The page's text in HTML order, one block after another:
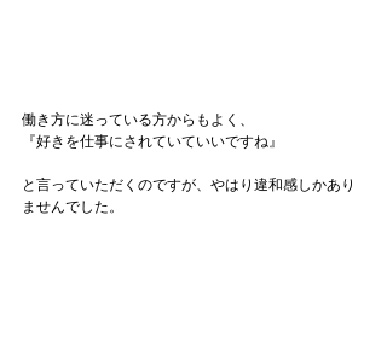
働き方に迷っている方からもよく、
『好きを仕事にされていていいですね』
と言っていただくのですが、やはり違和感しかあり
ませんでした。